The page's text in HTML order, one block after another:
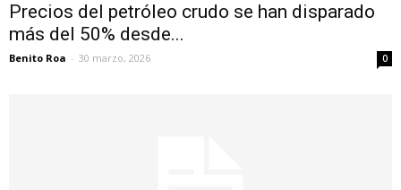
Precios del petróleo crudo se han disparado
más del 50% desde...
Benito Roa - 30 marzo, 2026 0